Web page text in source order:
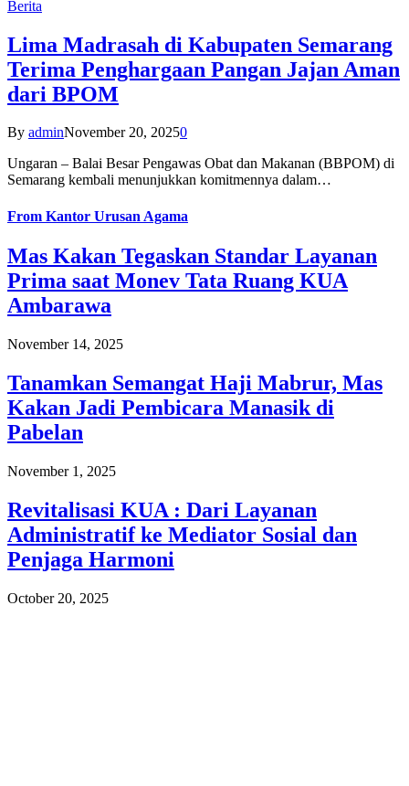
Berita
Lima Madrasah di Kabupaten Semarang
Terima Penghargaan Pangan Jajan Aman
dari BPOM
By adminNovember 20, 20250
Ungaran – Balai Besar Pengawas Obat dan Makanan (BBPOM) di
Semarang kembali menunjukkan komitmennya dalam…
From Kantor Urusan Agama
Mas Kakan Tegaskan Standar Layanan
Prima saat Monev Tata Ruang KUA
Ambarawa
November 14, 2025
Tanamkan Semangat Haji Mabrur, Mas
Kakan Jadi Pembicara Manasik di
Pabelan
November 1, 2025
Revitalisasi KUA : Dari Layanan
Administratif ke Mediator Sosial dan
Penjaga Harmoni
October 20, 2025